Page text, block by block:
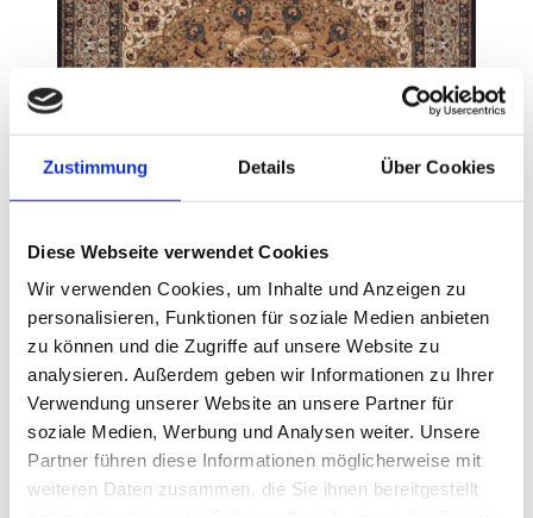
Zustimmung Details Über Cookies
Diese Webseite verwendet Cookies
Wir verwenden Cookies, um Inhalte und Anzeigen zu
personalisieren, Funktionen für soziale Medien anbieten
zu können und die Zugriffe auf unsere Website zu
analysieren. Außerdem geben wir Informationen zu Ihrer
Verwendung unserer Website an unsere Partner für
soziale Medien, Werbung und Analysen weiter. Unsere
Partner führen diese Informationen möglicherweise mit
weiteren Daten zusammen, die Sie ihnen bereitgestellt